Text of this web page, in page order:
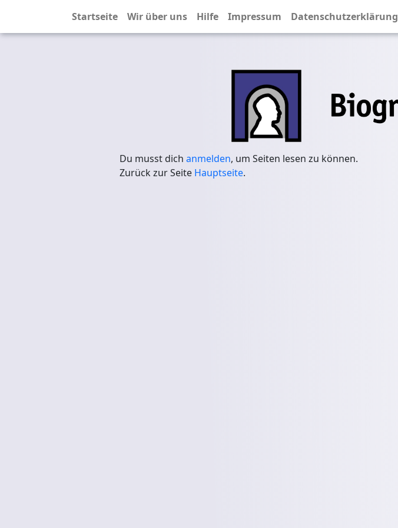
Startseite Wir über uns Hilfe Impressum Datenschutzerklärung
Du musst dich anmelden, um Seiten lesen zu können.
Zurück zur Seite Hauptseite.